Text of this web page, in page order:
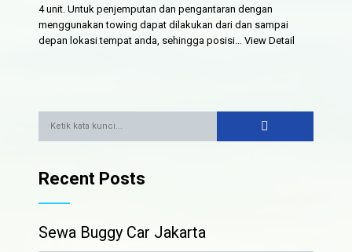
4 unit. Untuk penjemputan dan pengantaran dengan
menggunakan towing dapat dilakukan dari dan sampai
depan lokasi tempat anda, sehingga posisi…View Detail
Recent Posts
Sewa Buggy Car Jakarta